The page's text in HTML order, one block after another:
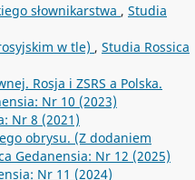
słownikarstwa , Studia
w tle) , Studia Rossica
Rosja i ZSRS a Polska.
Nr 10 (2023)
Nr 8 (2021)
obrysu. (Z dodaniem
Gedanensia: Nr 12 (2025)
Nr 11 (2024)